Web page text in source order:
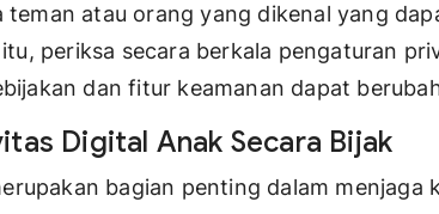
teman atau orang yang dikenal yang
periksa secara berkala pengaturan
dan fitur keamanan dapat
Digital Anak Secara Bijak
bagian penting dalam menjaga